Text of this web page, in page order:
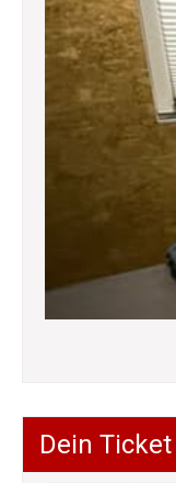
Dein